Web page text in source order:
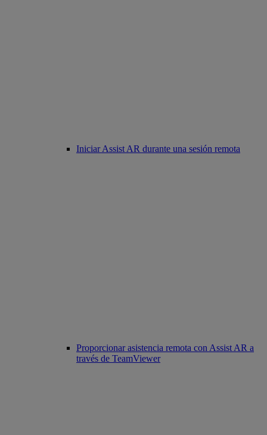
Iniciar Assist AR durante una sesión remota
Proporcionar asistencia remota con Assist AR a
través de TeamViewer